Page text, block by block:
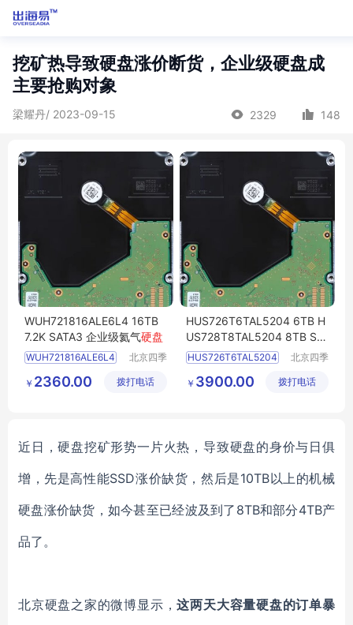
挖矿热导致硬盘涨价断货，企业级硬盘成
主要抢购对象
梁耀丹/ 2023-09-15 2329 148
WUH721816ALE6L4 16TB
7.2K SATA3 企业级氦气硬盘
WUH721816ALE6L4
企业级硬盘 监控硬盘
北京四季
有限公司
￥ 2360.00 拨打电话
HUS726T6TAL5204 6TB H
US728T8TAL5204 8TB SA
S企业级硬盘
HUS726T6TAL5204
企业级硬盘 监控硬盘
北京四季
有限公司
￥ 3900.00 拨打电话
近日，硬盘挖矿形势一片火热，导致硬盘的身价与日俱
增，先是高性能SSD涨价缺货，然后是10TB以上的机械
硬盘涨价缺货，如今甚至已经波及到了8TB和部分4TB产
品了。
北京硬盘之家的微博显示，这两天大容量硬盘的订单暴